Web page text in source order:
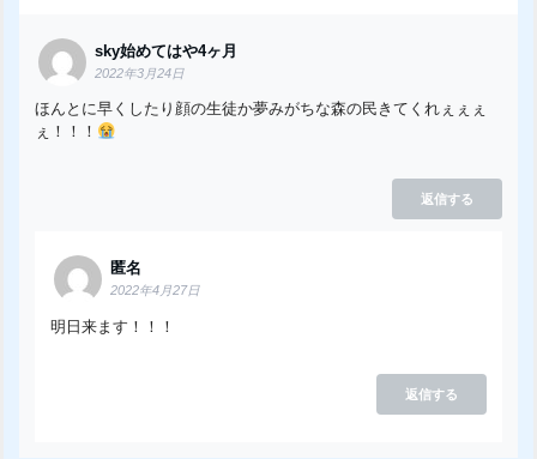
sky始めてはや4ヶ月
2022年3月24日
ほんとに早くしたり顔の生徒か夢みがちな森の民きてくれぇぇぇ
ぇ！！！
返信する
匿名
2022年4月27日
明日来ます！！！
返信する